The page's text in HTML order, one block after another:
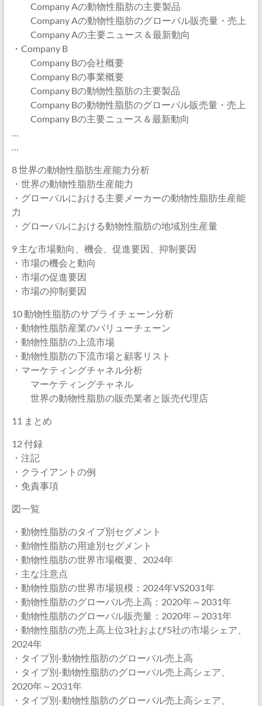
Company Aの動物性脂肪の主要製品
Company Aの動物性脂肪のグローバル販売量・売上
Company Aの主要ニュース＆最新動向
・Company B
Company Bの会社概要
Company Bの事業概要
Company Bの動物性脂肪の主要製品
Company Bの動物性脂肪のグローバル販売量・売上
Company Bの主要ニュース＆最新動向
…
…
8 世界の動物性脂肪生産能力分析
・世界の動物性脂肪生産能力
・グローバルにおける主要メーカーの動物性脂肪生産能
力
・グローバルにおける動物性脂肪の地域別生産量
9 主な市場動向、機会、促進要因、抑制要因
・市場の機会と動向
・市場の促進要因
・市場の抑制要因
10 動物性脂肪のサプライチェーン分析
・動物性脂肪産業のバリューチェーン
・動物性脂肪の上流市場
・動物性脂肪の下流市場と顧客リスト
・マーケティングチャネル分析
マーケティングチャネル
世界の動物性脂肪の販売業者と販売代理店
11 まとめ
12 付録
・注記
・クライアントの例
・免責事項
図一覧
・動物性脂肪のタイプ別セグメント
・動物性脂肪の用途別セグメント
・動物性脂肪の世界市場概要、2024年
・主な注意点
・動物性脂肪の世界市場規模：2024年VS2031年
・動物性脂肪のグローバル売上高：2020年～2031年
・動物性脂肪のグローバル販売量：2020年～2031年
・動物性脂肪の売上高上位3社および5社の市場シェア、
2024年
・タイプ別-動物性脂肪のグローバル売上高
・タイプ別-動物性脂肪のグローバル売上高シェア、
2020年～2031年
・タイプ別-動物性脂肪のグローバル売上高シェア、